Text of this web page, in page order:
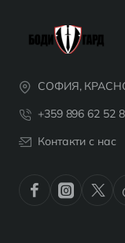
СОФИЯ,
+359 896 62 52
Контакти с нас